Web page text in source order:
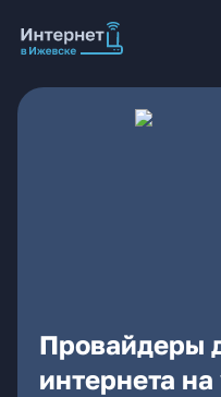
Провайдеры
интернета